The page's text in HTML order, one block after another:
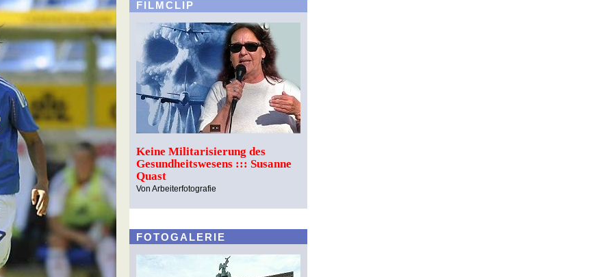
FILMCLIP
Keine Militarisierung des
Gesundheitswesens ::: Susanne
Quast
Von Arbeiterfotografie
FOTOGALERIE